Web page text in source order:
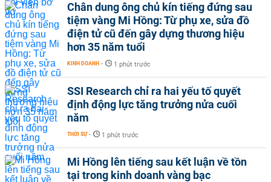
Chân dung ông chủ kín tiếng đứng sau
tiệm vàng Mi Hồng: Từ phụ xe, sửa đồ
điện tử cũ đến gây dựng thương hiệu
hơn 35 năm tuổi
KINH DOANH - 1 phút trước
SSI Research chỉ ra hai yếu tố quyết
định động lực tăng trưởng nửa cuối
năm
THỜI SỰ - 1 phút trước
Mi Hồng lên tiếng sau kết luận về tồn
tại trong kinh doanh vàng bạc